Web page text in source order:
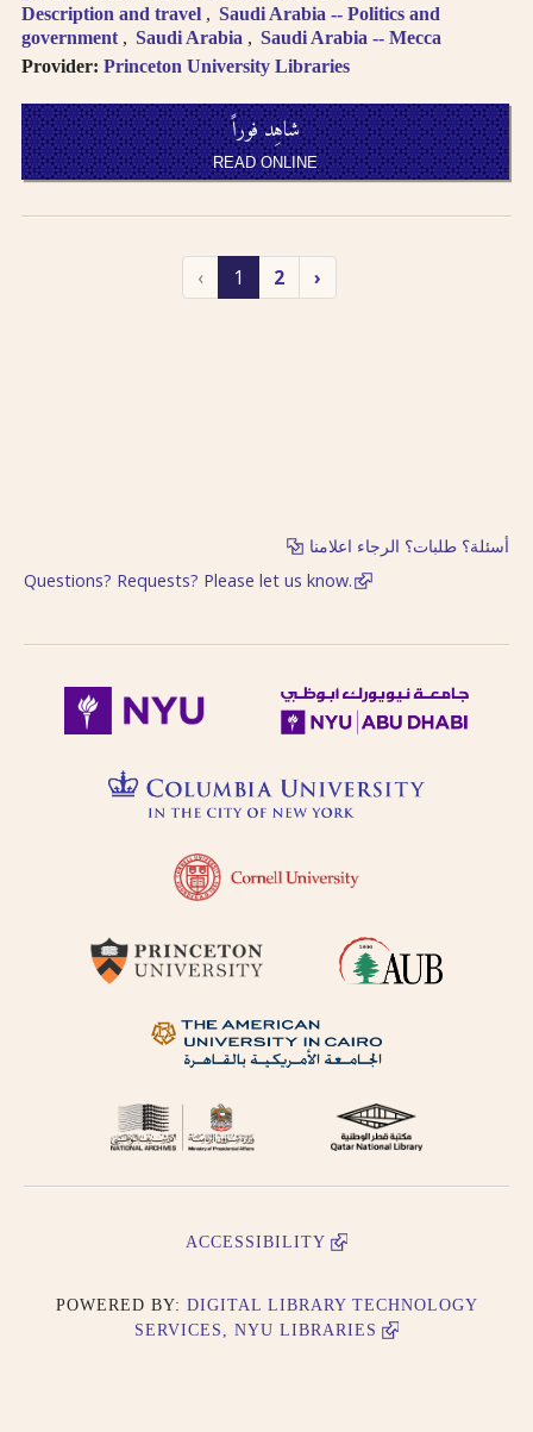
Description and travel
Saudi Arabia -- Politics and
government
Saudi Arabia
Saudi Arabia -- Mecca
Provider: Princeton University Libraries
شاهِد فوراً
READ ONLINE
‹ 1 2 ›
أسئلة؟ طلبات؟ الرجاء اعلامنا
Questions? Requests? Please let us know.
ACCESSIBILITY
POWERED BY: DIGITAL LIBRARY TECHNOLOGY
SERVICES, NYU LIBRARIES